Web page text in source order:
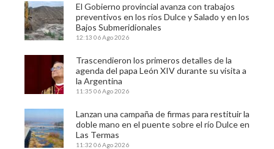
El Gobierno provincial avanza con trabajos
preventivos en los ríos Dulce y Salado y en los
Bajos Submeridionales
12:13 06 Ago 2026
Trascendieron los primeros detalles de la
agenda del papa León XIV durante su visita a
la Argentina
11:35 06 Ago 2026
Lanzan una campaña de firmas para restituir la
doble mano en el puente sobre el río Dulce en
Las Termas
11:32 06 Ago 2026